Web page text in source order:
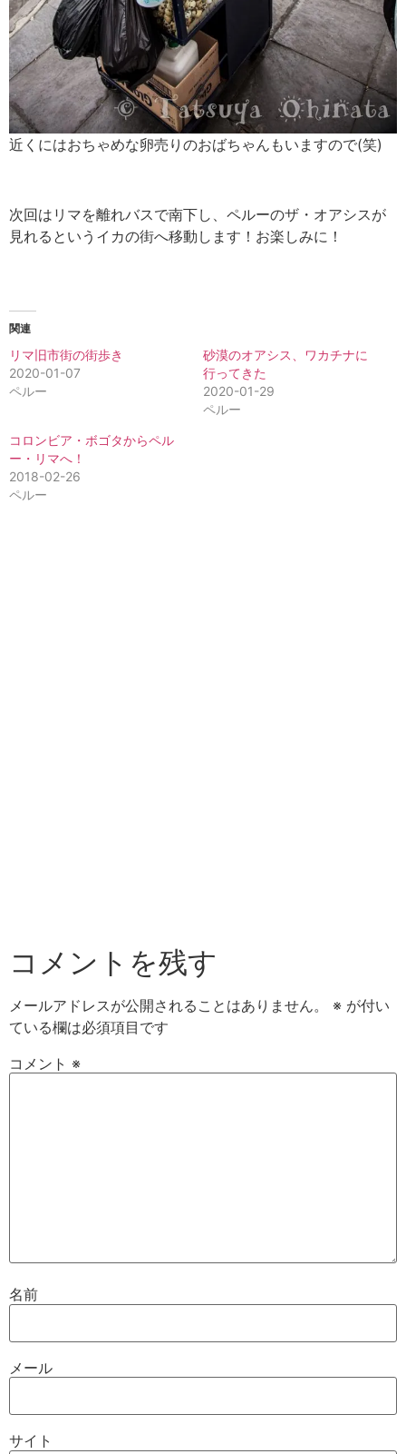
近くにはおちゃめな卵売りのおばちゃんもいますので(笑)
次回はリマを離れバスで南下し、ペルーのザ・オアシスが
見れるというイカの街へ移動します！お楽しみに！
関連
リマ旧市街の街歩き
2020-01-07
ペルー
砂漠のオアシス、ワカチナに
行ってきた
2020-01-29
ペルー
コロンビア・ボゴタからペル
ー・リマへ！
2018-02-26
ペルー
コメントを残す
メールアドレスが公開されることはありません。 ※ が付い
ている欄は必須項目です
コメント ※
名前
メール
サイト